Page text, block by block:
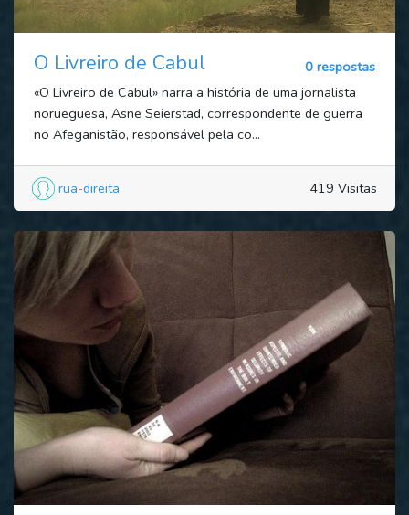
O Livreiro de Cabul
0 respostas
«O Livreiro de Cabul» narra a história de uma jornalista
norueguesa, Asne Seierstad, correspondente de guerra
no Afeganistão, responsável pela co...
rua-direita 419 Visitas